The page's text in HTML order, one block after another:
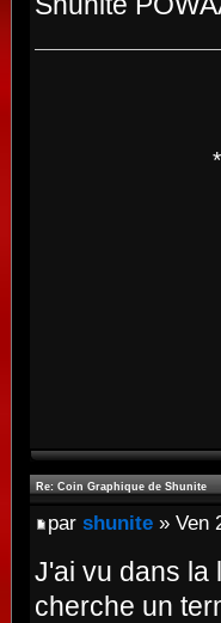
Re: Coin Graphique de Shunite
par shunite » Ven
J'ai vu dans la
cherche un